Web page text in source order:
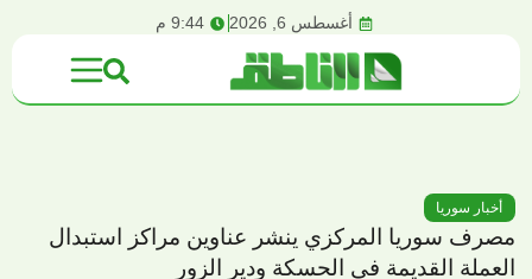
أغسطس 6, 2026 9:44 م
أخبار سوريا
مصرف سوريا المركزي ينشر عناوين مراكز استبدال
العملة القديمة في الحسكة ودير الزور